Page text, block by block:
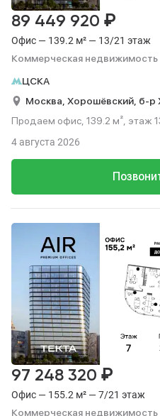
Офис — 139.2 м² — 13/21 этаж
Коммерческая недвижимость
89 449 920 ₽
ЦСКА
Москва, Хорошёвский, б-р
Продаем офис, 139.2 м², этаж
4 августа 2026
Офис — 155.2 м² — 7/21 этаж
Коммерческая недвижимость
97 248 320 ₽